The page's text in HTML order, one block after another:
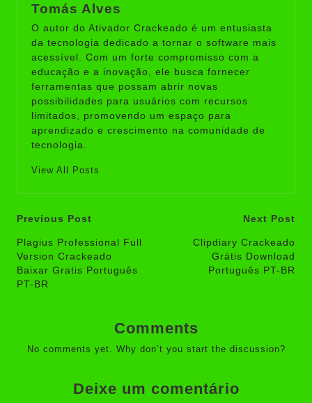
Tomás Alves
O autor do Ativador Crackeado é um entusiasta
da tecnologia dedicado a tornar o software mais
acessível. Com um forte compromisso com a
educação e a inovação, ele busca fornecer
ferramentas que possam abrir novas
possibilidades para usuários com recursos
limitados, promovendo um espaço para
aprendizado e crescimento na comunidade de
tecnologia.
View All Posts
Post
navigation
Previous Post
Plagius Professional Full
Version Crackeado
Baixar Gratis Português
PT-BR
Next Post
Clipdiary Crackeado
Grátis Download
Português PT-BR
Comments
No comments yet. Why don’t you start the discussion?
Deixe um comentário